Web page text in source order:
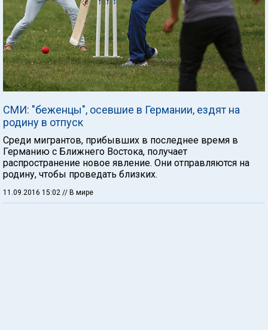
СМИ: "беженцы", осевшие в Германии, ездят на
родину в отпуск
Среди мигрантов, прибывших в последнее время в
Германию с Ближнего Востока, получает
распространение новое явление. Они отправляются на
родину, чтобы проведать близких.
11.09.2016 15:02 // В мире